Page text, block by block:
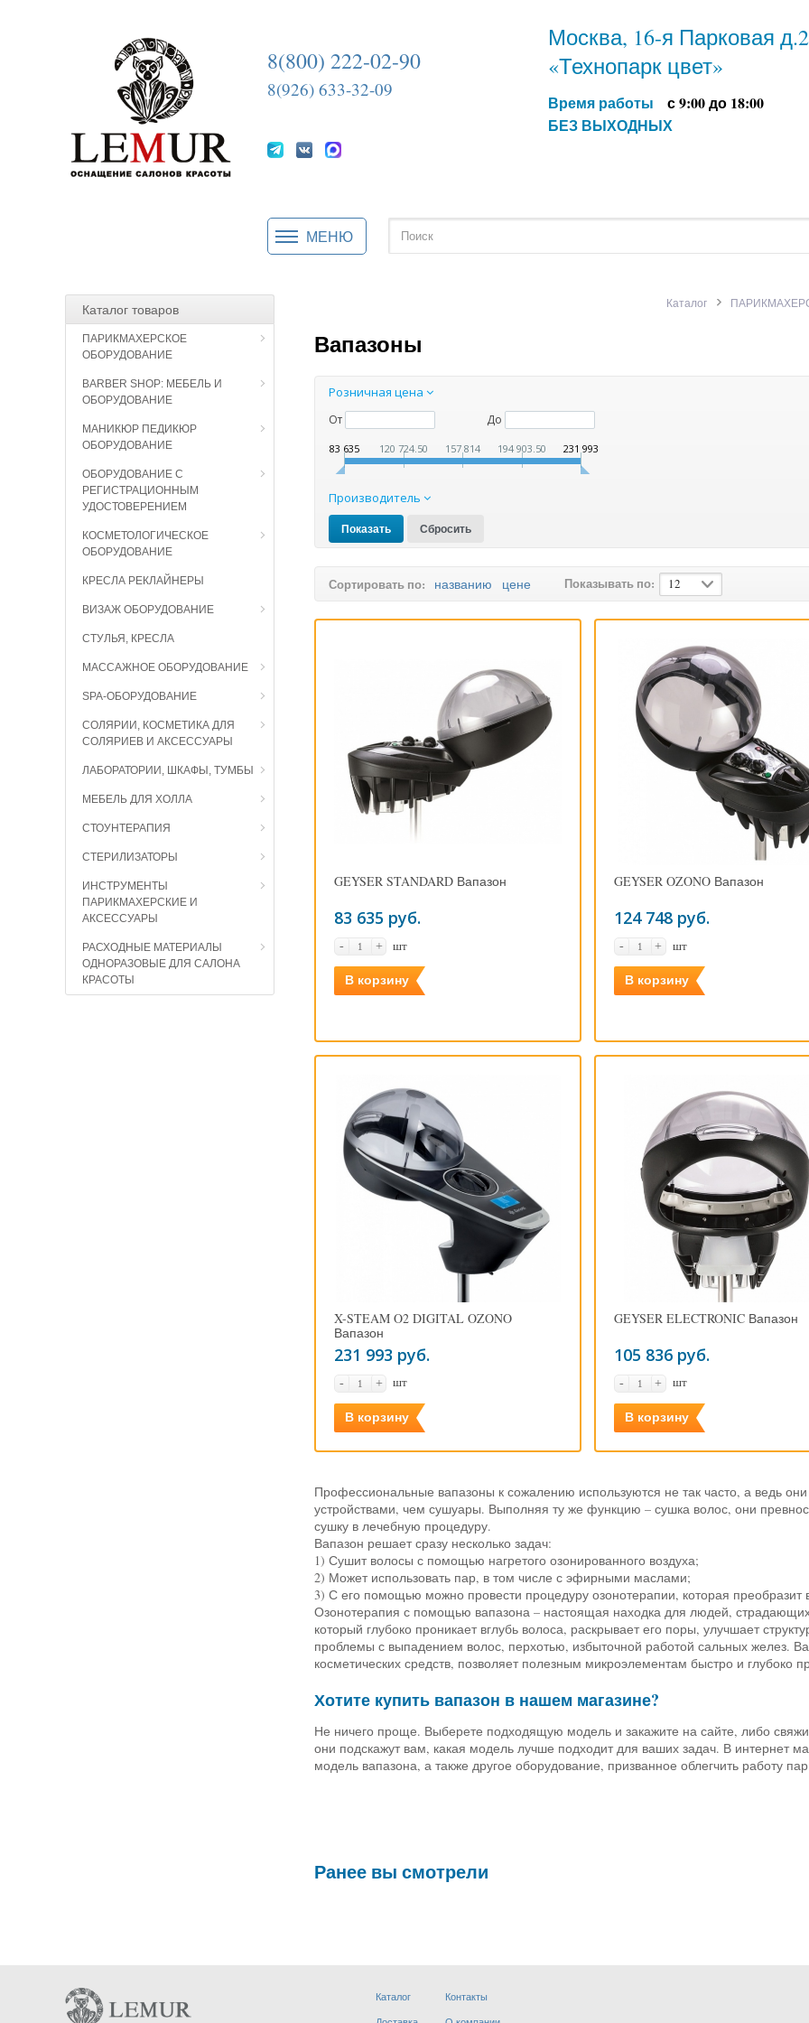
8(800) 222-02-90
8(926) 633-32-09
Москва, 16-я Парковая
«Технопарк цвет»
Время работы
с 9:00 до 18:00
БЕЗ ВЫХОДНЫХ
МЕНЮ
Каталог товаров
ПАРИКМАХЕРСКОЕ
ОБОРУДОВАНИЕ
BARBER SHOP: МЕБЕЛЬ И
ОБОРУДОВАНИЕ
МАНИКЮР ПЕДИКЮР
ОБОРУДОВАНИЕ
ОБОРУДОВАНИЕ С
РЕГИСТРАЦИОННЫМ
УДОСТОВЕРЕНИЕМ
КОСМЕТОЛОГИЧЕСКОЕ
ОБОРУДОВАНИЕ
КРЕСЛА РЕКЛАЙНЕРЫ
ВИЗАЖ ОБОРУДОВАНИЕ
СТУЛЬЯ, КРЕСЛА
МАССАЖНОЕ ОБОРУДОВАНИЕ
SPA-ОБОРУДОВАНИЕ
СОЛЯРИИ, КОСМЕТИКА ДЛЯ
СОЛЯРИЕВ И АКСЕССУАРЫ
ЛАБОРАТОРИИ, ШКАФЫ, ТУМБЫ
МЕБЕЛЬ ДЛЯ ХОЛЛА
СТОУНТЕРАПИЯ
СТЕРИЛИЗАТОРЫ
ИНСТРУМЕНТЫ
ПАРИКМАХЕРСКИЕ И
АКСЕССУАРЫ
РАСХОДНЫЕ МАТЕРИАЛЫ
ОДНОРАЗОВЫЕ ДЛЯ САЛОНА
КРАСОТЫ
Каталог
Вапазоны
Розничная цена
От До
83 635 120 724.50 157 814 194 903.50 231 993
Производитель
Сортировать по: названию цене Показывать по: 12
GEYSER STANDARD Вапазон
83 635 руб.
- + шт
В корзину
GEYSER OZONO Вапазон
124 748 руб.
- + шт
В корзину
X-STEAM O2 DIGITAL OZONO
Вапазон
231 993 руб.
- + шт
В корзину
GEYSER ELECTRONIC Вапазон
105 836 руб.
- + шт
В корзину
Профессиональные вапазоны к сожалению используются не так часто, а ведь
устройствами, чем сушуары. Выполняя ту же функцию – сушка волос, они
сушку в лечебную процедуру.
Вапазон решает сразу несколько задач:
1) Сушит волосы с помощью нагретого озонированного воздуха;
2) Может использовать пар, в том числе с эфирными маслами;
3) С его помощью можно провести процедуру озонотерапии, которая преобразит
Озонотерапия с помощью вапазона – настоящая находка для людей,
который глубоко проникает вглубь волоса, раскрывает его поры, улучшает
проблемы с выпадением волос, перхотью, избыточной работой сальных желез.
косметических средств, позволяет полезным микроэлементам быстро и глубоко
Хотите купить вапазон в нашем магазине?
Не ничего проще. Выберете подходящую модель и закажите на сайте, либо
они подскажут вам, какая модель лучше подходит для ваших задач. В интернет
модель вапазона, а также другое оборудование, призванное облегчить работу
Ранее вы смотрели
Каталог
Контакты